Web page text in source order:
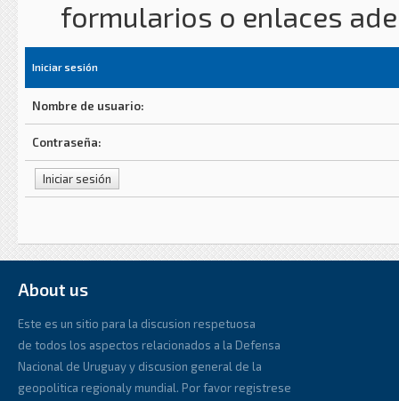
formularios o enlaces
Iniciar sesión
Nombre de usuario:
Contraseña:
About us
Este es un sitio para la discusion respetuosa
de todos los aspectos relacionados a la Defensa
Nacional de Uruguay y discusion general de la
geopolitica regionaly mundial. Por favor registrese